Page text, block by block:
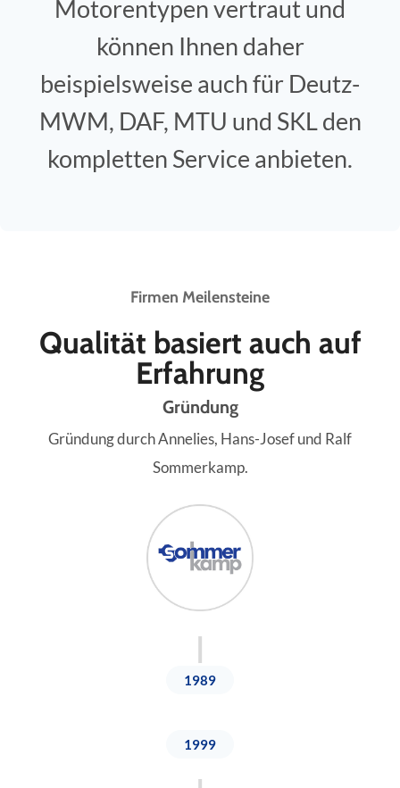
Motorentypen vertraut und
können Ihnen daher
beispielsweise auch für Deutz-
MWM, DAF, MTU und SKL den
kompletten Service anbieten.
Firmen Meilensteine
Qualität basiert auch auf
Erfahrung
Gründung
Gründung durch Annelies, Hans-Josef und Ralf
Sommerkamp.
1989
1999